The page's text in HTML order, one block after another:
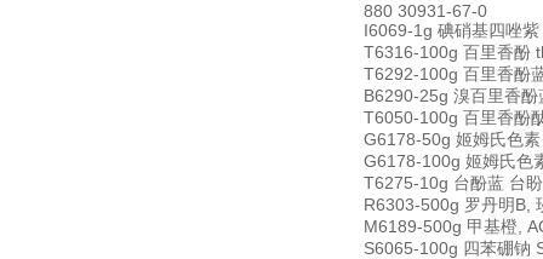
880 30931-67-0
I6069-1g 碘硝基四唑
T6316-100g 百里香酚
T6292-100g 百里香酚
B6290-25g 溴百里香
T6050-100g 百里香酚
G6178-50g 姬姆氏色
G6178-100g 姬姆氏色
T6275-10g 台酚蓝 台
R6303-500g 罗丹明B,
M6189-500g 甲基橙,
S6065-100g 四苯硼钠